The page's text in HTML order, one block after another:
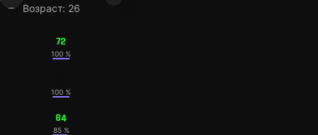
Возраст: 26
72
100 %
100 %
64
85 %